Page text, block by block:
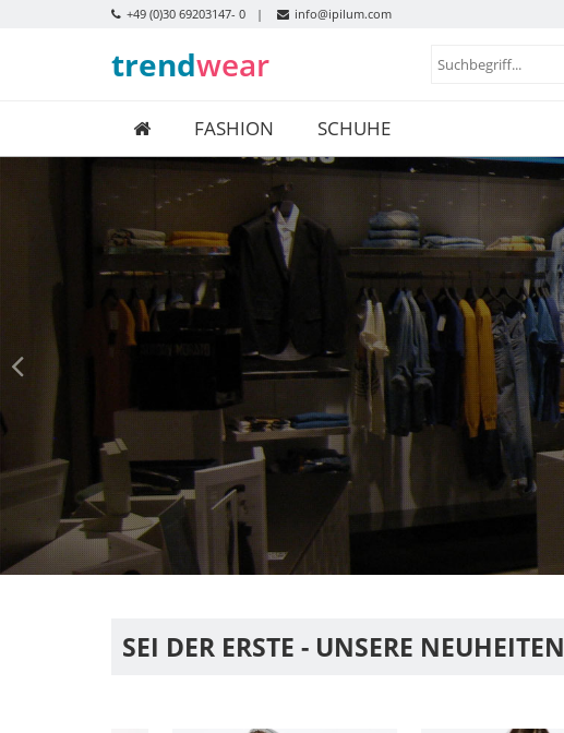
+49 (0)30 69203147- 0 info@ipilum.com
trendwear
FASHION SCHUHE
SEI DER ERSTE - UNSERE NEUHEITEN